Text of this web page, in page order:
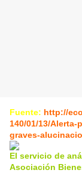
Fuente: http://
140/01/13/
graves-
El servicio de
Asociación